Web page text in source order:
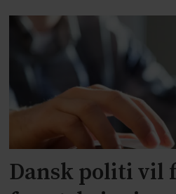
Dansk politi vil